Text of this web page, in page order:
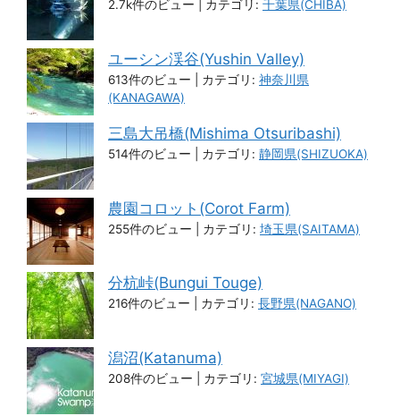
2.7k件のビュー カテゴリ: 千葉県(CHIBA)
ユーシン渓谷(Yushin Valley)
613件のビュー カテゴリ: 神奈川県
(KANAGAWA)
三島大吊橋(Mishima Otsuribashi)
514件のビュー カテゴリ: 静岡県(SHIZUOKA)
農園コロット(Corot Farm)
255件のビュー カテゴリ: 埼玉県(SAITAMA)
分杭峠(Bungui Touge)
216件のビュー カテゴリ: 長野県(NAGANO)
潟沼(Katanuma)
208件のビュー カテゴリ: 宮城県(MIYAGI)